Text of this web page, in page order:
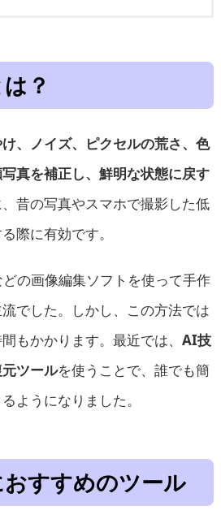
？
、ノイズ、ピクセルの荒さ、色
真を補正し、鮮明な状態に戻す
昔の写真やスマホで撮影した低
際に有効です。
の画像編集ソフトを使って手作
でした。しかし、この方法では
もかかります。最近では、 AI技
ツールを使うことで、誰でも簡
ようになりました。
すすめのツール